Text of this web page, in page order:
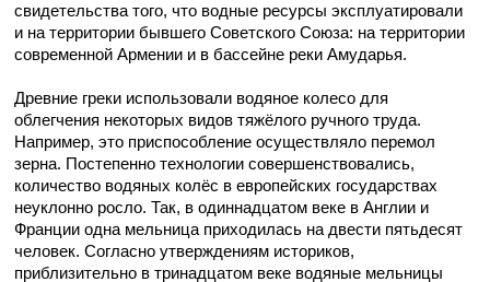
свидетельства того, что водные ресурсы эксплуатировали
и на территории бывшего Советского Союза: на территории
современной Армении и в бассейне реки Амударья.
Древние греки использовали водяное колесо для
облегчения некоторых видов тяжёлого ручного труда.
Например, это приспособление осуществляло перемол
зерна. Постепенно технологии совершенствовались,
количество водяных колёс в европейских государствах
неуклонно росло. Так, в одиннадцатом веке в Англии и
Франции одна мельница приходилась на двести пятьдесят
человек. Согласно утверждениям историков,
приблизительно в тринадцатом веке водяные мельницы